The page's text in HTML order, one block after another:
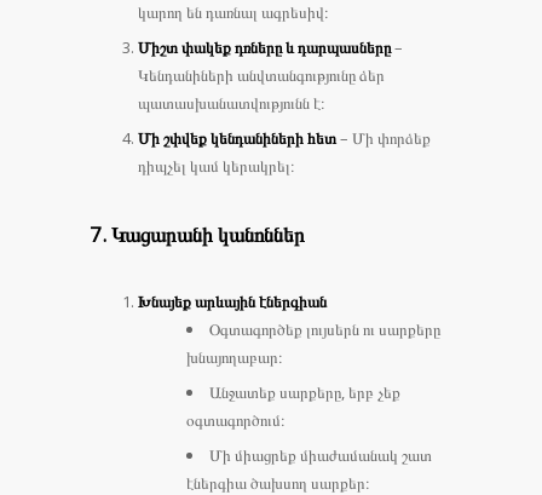
կարող են դառնալ ագրեսիվ։
Միշտ փակեք դռները և դարպասները–
Կենդանիների անվտանգությունը ձեր
պատասխանատվությունն է։
Մի շփվեք կենդանիների հետ– Մի փորձեք
դիպչել կամ կերակրել։
7. Կացարանի կանոններ
Խնայեք արևային էներգիան
Օգտագործեք լույսերն ու սարքերը
խնայողաբար։
Անջատեք սարքերը, երբ չեք
օգտագործում։
Մի միացրեք միաժամանակ շատ
էներգիա ծախսող սարքեր։